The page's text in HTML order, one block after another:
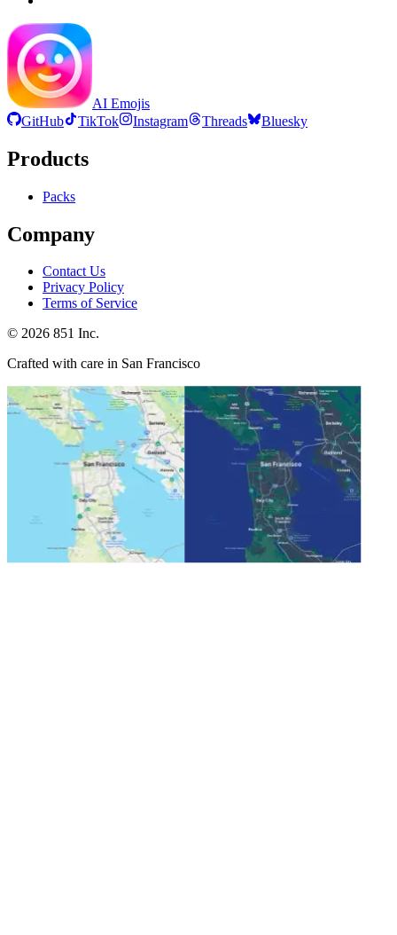
AI Emojis
GitHub
TikTok Instagram Threads Bluesky
Products
Packs
Company
Contact Us
Privacy Policy
Terms of Service
© 2026 851 Inc.
Crafted with care in San Francisco